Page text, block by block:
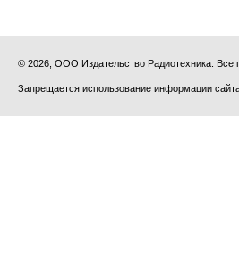
© 2026, ООО Издательство Радиотехника. Все
Запрещается использование информации